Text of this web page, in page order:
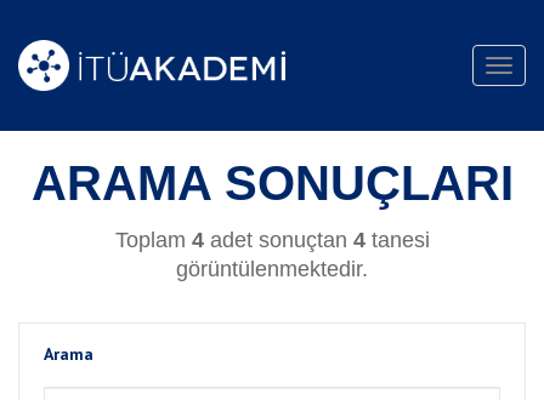
ARAMA SONUÇLARI
Toplam 4adet sonuçtan 4tanesi
görüntülenmektedir.
Arama